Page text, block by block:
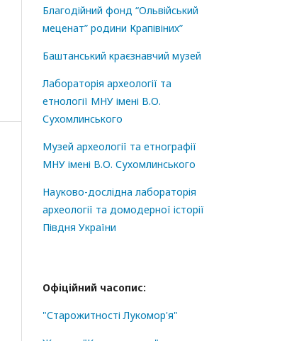
Благодійний фонд “Ольвійський
меценат” родини Крапівіних”
Баштанський краєзнавчий музей
Лабораторія археології та
етнології МНУ імені В.О.
Сухомлинського
Музей археології та етнографії
МНУ імені В.О. Сухомлинського
Науково-дослідна лабораторія
археології та домодерної історії
Півдня України
Офіційний часопис:
"Старожитності Лукомор'я"